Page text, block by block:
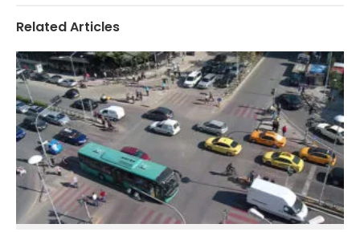
Related Articles